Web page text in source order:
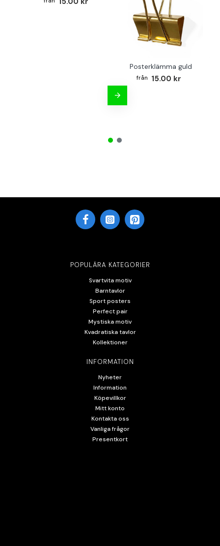
Posterklämma guld
15.00 kr
POPULÄRA KATEGORIER
Svartvita motiv
Barntavlor
Sport posters
Perfect pair
Mystiska motiv
Kvadratiska tavlor
Kollektioner
INFORMATION
Nyheter
Information
Köpevillkor
Mitt konto
Kontakta oss
Vanliga frågor
Presentkort